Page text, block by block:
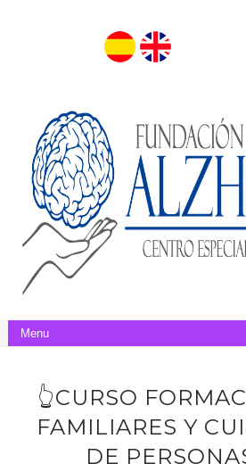
👆CURSO
FAMILIARES Y
DE